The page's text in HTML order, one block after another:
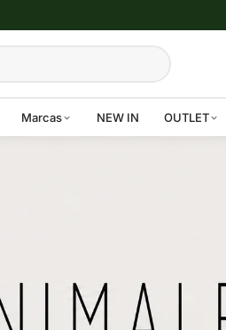
Marcas NEW IN OUTLET